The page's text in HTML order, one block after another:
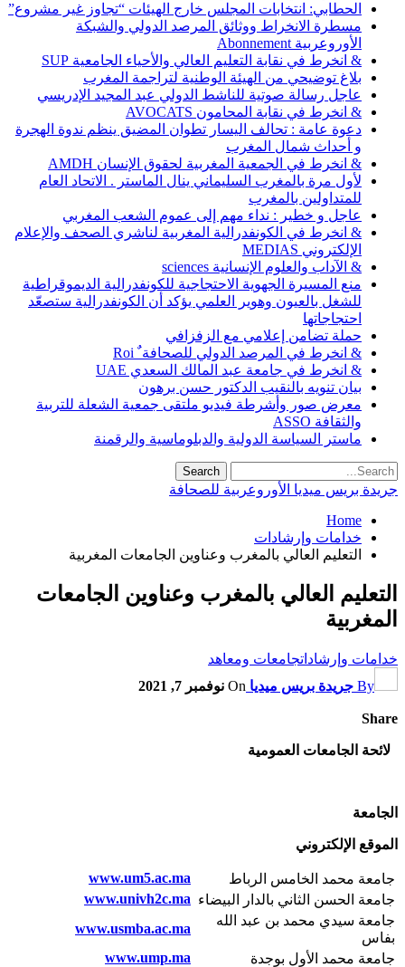
الحطابي: انتخابات المجلس خارج الهيئات “تجاوز غير مشروع”
مسطرة الانخراط ووثائق المرصد الدولي والشبكة
الأوروعربية Abonnement
& انخرط في نقابة التعليم العالي والأحياء الجامعية SUP
بلاغ توضيحي من الهيئة الوطنية لتراجمة المغرب
عاجل رسالة صوتية للناشط الدولي عبد المجيد الإدريسي
& انخرط في نقابة المحامون AVOCATS
دعوة عامة : تحالف اليسار تطوان المضيق ينظم ندوة الهجرة
و أحداث شمال المغرب
& انخرط في الجمعية المغربية لحقوق الإنسان AMDH
لأول مرة بالمغرب السليماني ينال الماستر . الاتحاد العام
للمتداولين بالمغرب
عاجل و خطير : نداء مهم إلى عموم الشعب المغربي
& انخرط في الكونفدرالية المغربية لناشري الصحف والإعلام
الإلكتروني MEDIAS
& الآداب والعلوم الإنسانية sciences
منع المسيرة الجهوية الاحتجاجية للكونفدرالية الديموقراطية
للشغل بالعيون وهوير العلمي يؤكد أن الكونفدرالية ستصعّد
احتجاجاتها
حملة تضامن إعلامي مع الزفزافي
& انخرط في المرصد الدولي للصحافة ٌ Roi
& انخرط في جامعة عبد المالك السعدي UAE
بيان تنويه بالنقيب الدكتور حسن برهون
معرض صور وأشرطة فيديو ملتقى جمعية الشعلة للتربية
والثقافة ASSO
ماستر السياسة الدولية والدبلوماسية والرقمنة
جريدة بريس ميديا الأوروعربية للصحافة
Home
خدامات وإرشادات
التعليم العالي بالمغرب وعناوين الجامعات المغربية
التعليم العالي بالمغرب وعناوين الجامعات
المغربية
خدامات وإرشاداتجامعات ومعاهد
By جريدة بريس ميديا On نوفمبر 7, 2021
Share
لائحة الجامعات العمومية
الجامعة
الموقع الإلكتروني
جامعة محمد الخامس الرباط
www.um5.ac.ma
جامعة الحسن الثاني بالدار البيضاء www.univh2c.ma
جامعة سيدي محمد بن عبد الله
بفاس
www.usmba.ac.ma
جامعة محمد الأول بوجدة
www.ump.ma